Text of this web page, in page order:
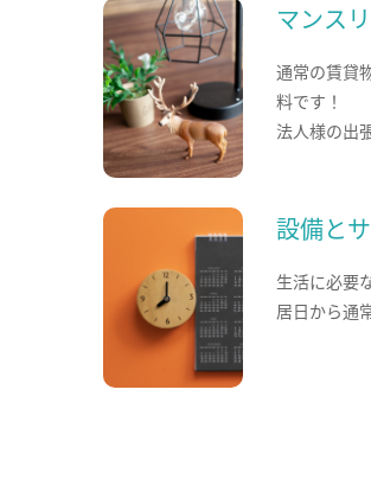
マンス
通常の賃貸
料です！
法人様の出
設備と
生活に必要
居日から通